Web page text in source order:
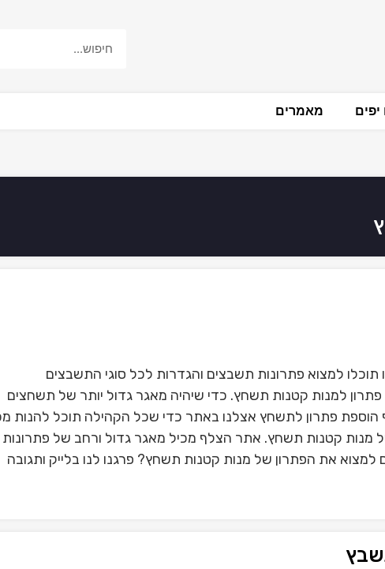
מאמרים
למצוא פתרונות תשבצים והגדרות לכל סוגי התשבצים
למנות קטנות תשחץ. כדי שיהיה מאגר גדול יותר של תשחצים
פתרון לתשחץ אצלנו באתר כדי שכל הקהילה תוכל להנות
מנות קטנות תשחץ. אתר הצלף מכיל מאגר גדול ורחב של פתרונות
את הפתרון של מנות קטנות תשחץ? פרגנו לנו בלייק ותגובה